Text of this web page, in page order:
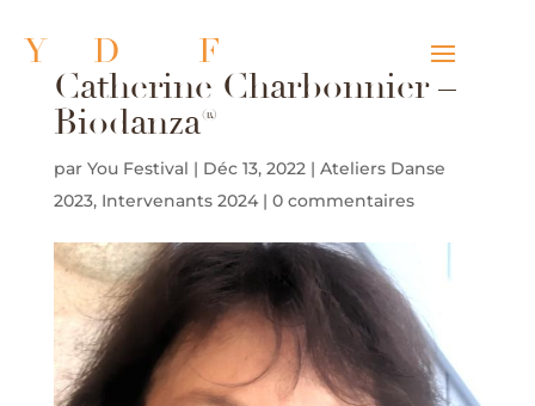
You D Festival
Catherine Charbonnier –
Biodanza®
par You Festival | Déc 13, 2022| Ateliers Danse
2023, Intervenants 2024| 0 commentaires